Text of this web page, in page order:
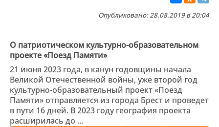
Опубликовано: 28.08.2019 в 20:04
О патриотическом культурно-образовательном
проекте «Поезд Памяти»
21 июня 2023 года, в канун годовщины начала
Великой Отечественной войны, уже второй год
культурно-образовательный проект «Поезд
Памяти» отправляется из города Брест и проведет
в пути 16 дней. В 2023 году география проекта
расширилась до ...